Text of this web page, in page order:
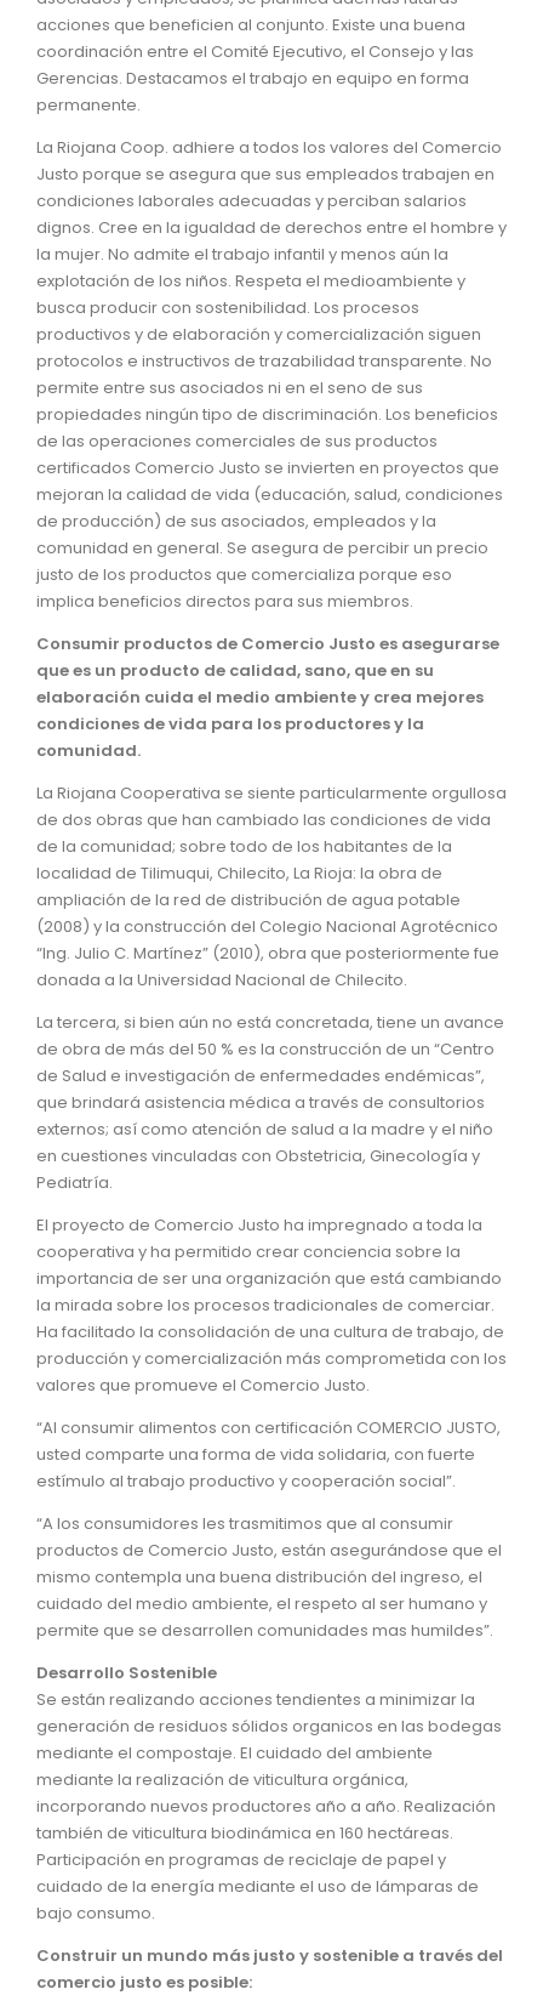
acciones que beneficien al conjunto. Existe una buena
coordinación entre el Comité Ejecutivo, el Consejo y las
Gerencias. Destacamos el trabajo en equipo en forma
permanente.
La Riojana Coop. adhiere a todos los valores del Comercio
Justo porque se asegura que sus empleados trabajen en
condiciones laborales adecuadas y perciban salarios
dignos. Cree en la igualdad de derechos entre el hombre y
la mujer. No admite el trabajo infantil y menos aún la
explotación de los niños. Respeta el medioambiente y
busca producir con sostenibilidad. Los procesos
productivos y de elaboración y comercialización siguen
protocolos e instructivos de trazabilidad transparente. No
permite entre sus asociados ni en el seno de sus
propiedades ningún tipo de discriminación. Los beneficios
de las operaciones comerciales de sus productos
certificados Comercio Justo se invierten en proyectos que
mejoran la calidad de vida (educación, salud, condiciones
de producción) de sus asociados, empleados y la
comunidad en general. Se asegura de percibir un precio
justo de los productos que comercializa porque eso
implica beneficios directos para sus miembros.
Consumir productos de Comercio Justo es asegurarse
que es un producto de calidad, sano, que en su
elaboración cuida el medio ambiente y crea mejores
condiciones de vida para los productores y la
comunidad.
La Riojana Cooperativa se siente particularmente orgullosa
de dos obras que han cambiado las condiciones de vida
de la comunidad; sobre todo de los habitantes de la
localidad de Tilimuqui, Chilecito, La Rioja: la obra de
ampliación de la red de distribución de agua potable
(2008) y la construcción del Colegio Nacional Agrotécnico
“Ing. Julio C. Martínez” (2010), obra que posteriormente fue
donada a la Universidad Nacional de Chilecito.
La tercera, si bien aún no está concretada, tiene un avance
de obra de más del 50 % es la construcción de un “Centro
de Salud e investigación de enfermedades endémicas”,
que brindará asistencia médica a través de consultorios
externos; así como atención de salud a la madre y el niño
en cuestiones vinculadas con Obstetricia, Ginecología y
Pediatría.
El proyecto de Comercio Justo ha impregnado a toda la
cooperativa y ha permitido crear conciencia sobre la
importancia de ser una organización que está cambiando
la mirada sobre los procesos tradicionales de comerciar.
Ha facilitado la consolidación de una cultura de trabajo, de
producción y comercialización más comprometida con los
valores que promueve el Comercio Justo.
“Al consumir alimentos con certificación COMERCIO JUSTO,
usted comparte una forma de vida solidaria, con fuerte
estímulo al trabajo productivo y cooperación social”.
“A los consumidores les trasmitimos que al consumir
productos de Comercio Justo, están asegurándose que el
mismo contempla una buena distribución del ingreso, el
cuidado del medio ambiente, el respeto al ser humano y
permite que se desarrollen comunidades mas humildes”.
Desarrollo Sostenible
Se están realizando acciones tendientes a minimizar la
generación de residuos sólidos organicos en las bodegas
mediante el compostaje. El cuidado del ambiente
mediante la realización de viticultura orgánica,
incorporando nuevos productores año a año. Realización
también de viticultura biodinámica en 160 hectáreas.
Participación en programas de reciclaje de papel y
cuidado de la energía mediante el uso de lámparas de
bajo consumo.
Construir un mundo más justo y sostenible a través del
comercio justo es posible: